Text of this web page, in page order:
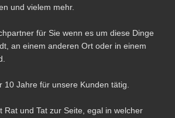
und vielem mehr.
für Sie wenn es um diese Dinge
an einem anderen Ort oder in einem
10 Jahre für unsere Kunden tätig.
Rat und Tat zur Seite, egal in welcher